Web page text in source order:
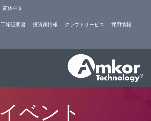
简体中文
工場証明書 投資家情報 クラウドサービス 採用情報
イベント